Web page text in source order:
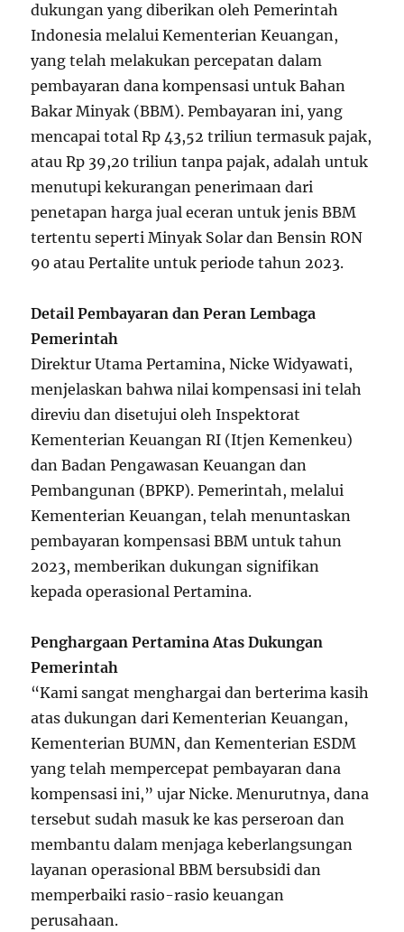
dukungan yang diberikan oleh Pemerintah
Indonesia melalui Kementerian Keuangan,
yang telah melakukan percepatan dalam
pembayaran dana kompensasi untuk Bahan
Bakar Minyak (BBM). Pembayaran ini, yang
mencapai total Rp 43,52 triliun termasuk pajak,
atau Rp 39,20 triliun tanpa pajak, adalah untuk
menutupi kekurangan penerimaan dari
penetapan harga jual eceran untuk jenis BBM
tertentu seperti Minyak Solar dan Bensin RON
90 atau Pertalite untuk periode tahun 2023.
Detail Pembayaran dan Peran Lembaga
Pemerintah
Direktur Utama Pertamina, Nicke Widyawati,
menjelaskan bahwa nilai kompensasi ini telah
direviu dan disetujui oleh Inspektorat
Kementerian Keuangan RI (Itjen Kemenkeu)
dan Badan Pengawasan Keuangan dan
Pembangunan (BPKP). Pemerintah, melalui
Kementerian Keuangan, telah menuntaskan
pembayaran kompensasi BBM untuk tahun
2023, memberikan dukungan signifikan
kepada operasional Pertamina.
Penghargaan Pertamina Atas Dukungan
Pemerintah
“Kami sangat menghargai dan berterima kasih
atas dukungan dari Kementerian Keuangan,
Kementerian BUMN, dan Kementerian ESDM
yang telah mempercepat pembayaran dana
kompensasi ini,” ujar Nicke. Menurutnya, dana
tersebut sudah masuk ke kas perseroan dan
membantu dalam menjaga keberlangsungan
layanan operasional BBM bersubsidi dan
memperbaiki rasio-rasio keuangan
perusahaan.